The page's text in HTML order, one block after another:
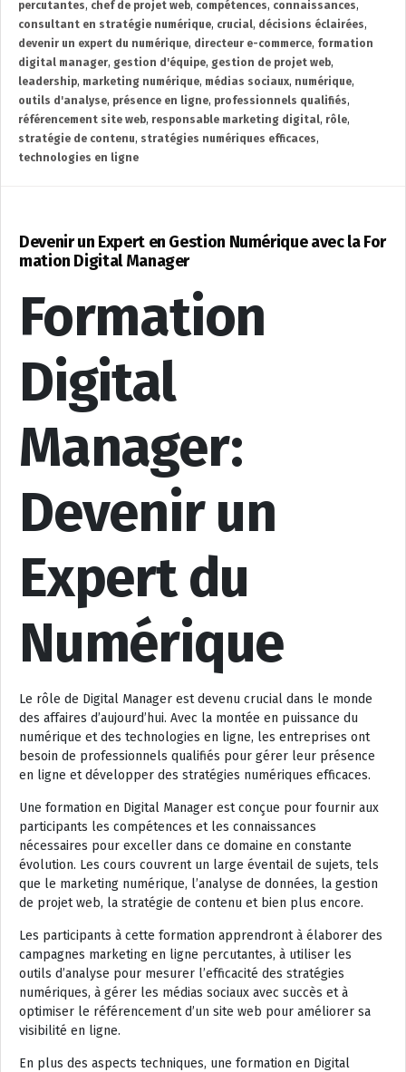
percutantes, chef de projet web, compétences, connaissances,
consultant en stratégie numérique, crucial, décisions éclairées,
devenir un expert du numérique, directeur e-commerce, formation
digital manager, gestion d'équipe, gestion de projet web,
leadership, marketing numérique, médias sociaux, numérique,
outils d'analyse, présence en ligne, professionnels qualifiés,
référencement site web, responsable marketing digital, rôle,
stratégie de contenu, stratégies numériques efficaces,
technologies en ligne
Devenir un Expert en Gestion Numérique avec la For
mation Digital Manager
Formation
Digital
Manager:
Devenir un
Expert du
Numérique
Le rôle de Digital Manager est devenu crucial dans le monde
des affaires d’aujourd’hui. Avec la montée en puissance du
numérique et des technologies en ligne, les entreprises ont
besoin de professionnels qualifiés pour gérer leur présence
en ligne et développer des stratégies numériques efficaces.
Une formation en Digital Manager est conçue pour fournir aux
participants les compétences et les connaissances
nécessaires pour exceller dans ce domaine en constante
évolution. Les cours couvrent un large éventail de sujets, tels
que le marketing numérique, l’analyse de données, la gestion
de projet web, la stratégie de contenu et bien plus encore.
Les participants à cette formation apprendront à élaborer des
campagnes marketing en ligne percutantes, à utiliser les
outils d’analyse pour mesurer l’efficacité des stratégies
numériques, à gérer les médias sociaux avec succès et à
optimiser le référencement d’un site web pour améliorer sa
visibilité en ligne.
En plus des aspects techniques, une formation en Digital